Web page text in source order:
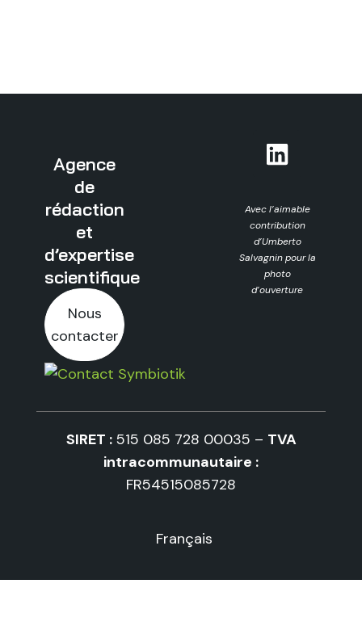
Agence
de
rédaction
et
d’expertise
scientifique
Nous
contacter
Avec l’aimable
contribution
d’Umberto
Salvagnin pour la
photo
d’ouverture
SIRET :515 085 728 00035 – TVA
intracommunautaire :
FR54515085728
Français